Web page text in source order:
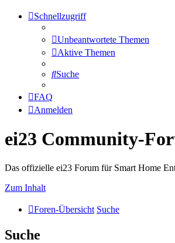
Schnellzugriff
Unbeantwortete Themen
Aktive Themen
Suche
FAQ
Anmelden
ei23 Community-
Das offizielle ei23 Forum für Smart Home
Zum Inhalt
Foren-Übersicht Suche
Suche